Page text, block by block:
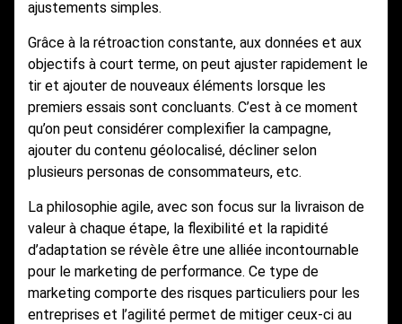
ajustements simples.
Grâce à la rétroaction constante, aux données et aux
objectifs à court terme, on peut ajuster rapidement le
tir et ajouter de nouveaux éléments lorsque les
premiers essais sont concluants. C’est à ce moment
qu’on peut considérer complexifier la campagne,
ajouter du contenu géolocalisé, décliner selon
plusieurs personas de consommateurs, etc.
La philosophie agile, avec son focus sur la livraison de
valeur à chaque étape, la flexibilité et la rapidité
d’adaptation se révèle être une alliée incontournable
pour le marketing de performance. Ce type de
marketing comporte des risques particuliers pour les
entreprises et l’agilité permet de mitiger ceux-ci au